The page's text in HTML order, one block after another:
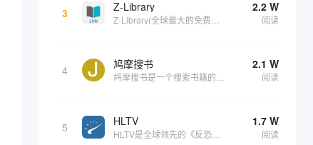
3 Z-Library 2.2 W
阅读
4 鸠摩搜书 2.1 W
阅读
5 HLTV 1.7 W
阅读